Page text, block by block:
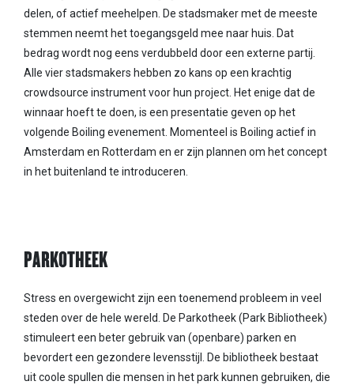
delen, of actief meehelpen. De stadsmaker met de meeste
stemmen neemt het toegangsgeld mee naar huis. Dat
bedrag wordt nog eens verdubbeld door een externe partij.
Alle vier stadsmakers hebben zo kans op een krachtig
crowdsource instrument voor hun project. Het enige dat de
winnaar hoeft te doen, is een presentatie geven op het
volgende Boiling evenement. Momenteel is Boiling actief in
Amsterdam en Rotterdam en er zijn plannen om het concept
in het buitenland te introduceren.
PARKOTHEEK
Stress en overgewicht zijn een toenemend probleem in veel
steden over de hele wereld. De Parkotheek (Park Bibliotheek)
stimuleert een beter gebruik van (openbare) parken en
bevordert een gezondere levensstijl. De bibliotheek bestaat
uit coole spullen die mensen in het park kunnen gebruiken, die